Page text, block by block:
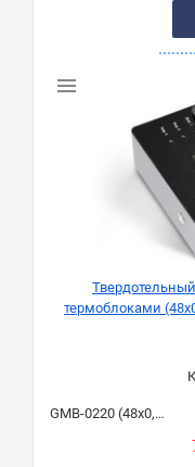
термоблоками
GMB-0220 (48х0,2 мл/24х2 мл)